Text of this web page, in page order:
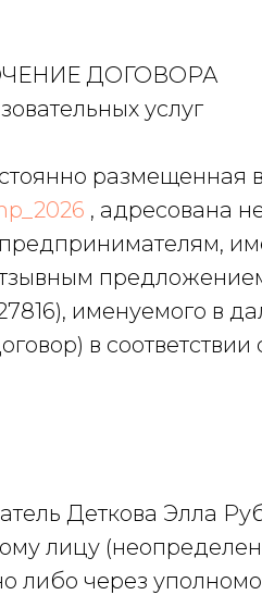
ДОГОВОРА
услуг
размещенная
, адресована
именуемого в
в
Деткова Элла
лицу
через